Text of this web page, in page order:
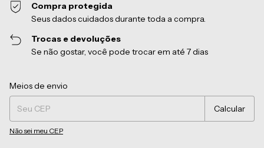
Compra protegida
Seus dados cuidados durante toda a compra.
Trocas e devoluções
Se não gostar, você pode trocar em até 7 dias
Entregas para o CEP:
Meios de envio
Calcular
Não sei meu CEP